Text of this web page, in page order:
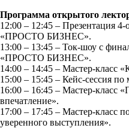
Программа открытого
12:00 – 12:45 – Презентация 4-
«ПРОСТО БИЗНЕС».
13:00 – 13:45 – Ток-шоу с
«ПРОСТО БИЗНЕС».
14:00 – 14:45 – Мастер-класс
15:00 – 15:45 – Кейс-сессия
16:00 – 16:45 – Мастер-класс
впечатление».
17:00 – 17:45 – Мастер-класс
уверенного выступления».